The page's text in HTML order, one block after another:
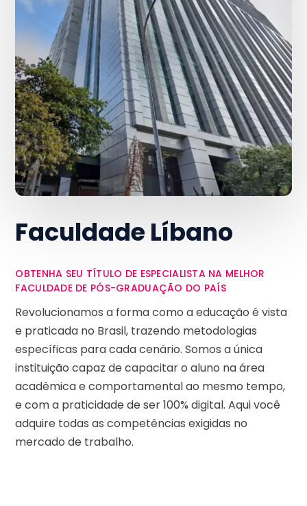
Faculdade Líbano
OBTENHA SEU TÍTULO DE ESPECIALISTA NA MELHOR
FACULDADE DE PÓS-GRADUAÇÃO DO PAÍS
Revolucionamos a forma como a educação é vista
e praticada no Brasil, trazendo metodologias
específicas para cada cenário. Somos a única
instituição capaz de capacitar o aluno na área
acadêmica e comportamental ao mesmo tempo,
e com a praticidade de ser 100% digital. Aqui você
adquire todas as competências exigidas no
mercado de trabalho.